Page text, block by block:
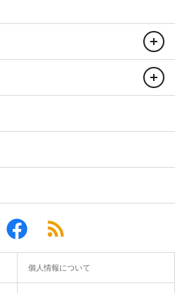
個人情報について